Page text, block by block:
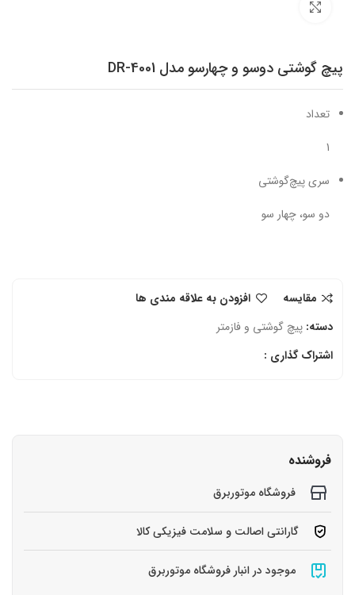
پیچ گوشتی دوسو و چهارسو مدل DR-4001
تعداد
1
سری پیچ‌گوشتی
دو سو، چهار سو
مقایسه
افزودن به علاقه مندی ها
دسته: پیچ گوشتی و فازمتر
اشتراک گذاری :
فروشنده
فروشگاه موتوربرق
گارانتی اصالت و سلامت فیزیکی کالا
موجود در انبار فروشگاه موتوربرق